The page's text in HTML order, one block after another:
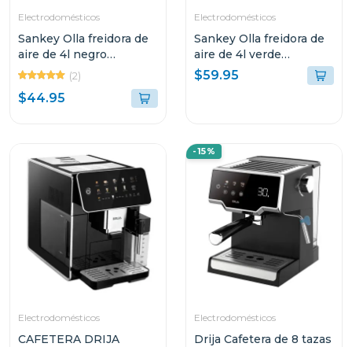
Electrodomésticos
Sankey Olla freidora de
aire de 4l negro
frw4057gb
(2)
$44.95
Electrodomésticos
Sankey Olla freidora de
aire de 4l verde
frw4058gg
$59.95
Electrodomésticos
CAFETERA DRIJA
-15%
Electrodomésticos
Drija Cafetera de 8 tazas